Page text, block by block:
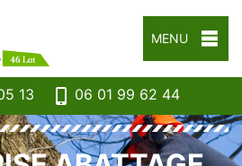
MENU
13 06 01 99 62 44